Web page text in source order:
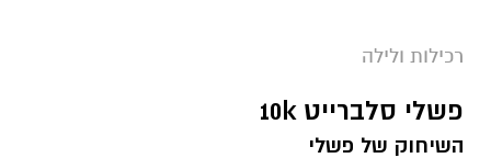
רכילות ולילה
פשלי סלברייט 10k
השיחוק של פשלי